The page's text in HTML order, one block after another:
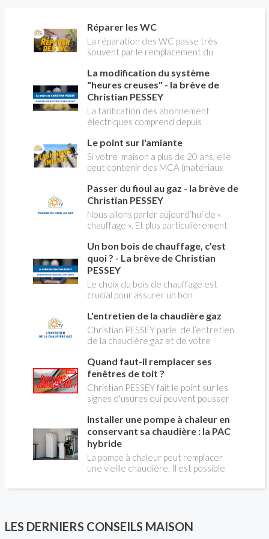
Réparer les WC
La réparation des WC passe très
souvent par le remplacement du
expliquer
La modification du système
"heures creuses" - la brève de
Christian PESSEY
La tarification des abonnement
électriques comprend depuis
pleines, heures creuses. Aujourd'hui
Christian PESSEY vous explique tout
ce qu'il faut savoir sur la nouvelle
modification du système "heures
creuses" qui concerne près de 15
millions de Français !
Le point sur l'amiante
Si votre maison a plus de 20 ans, elle
peut contenir des MCA (matériaux
panique, on fait le point dans notre
flash news n°3 spéciale Amiante et
ses dangers avec Christian Pessey
Passer du fioul au gaz - la brève de
Christian PESSEY
Nous allons parler aujourd’hui de «
chauffage ». Et plus particulièrement
aborder l’abandon du fioul au profit du
gaz.
Un bon bois de chauffage, c'est
quoi ? - La brève de Christian
PESSEY
Le choix du bois de chauffage est
crucial pour assurer un bon
l'impact environnemental. Mais
comment reconnaître un bois de
qualité ? Plusieurs critères entrent en
jeu : le type d'essence, le taux
d'humidité, la densité et la saison de
coupe.
L'entretien de la chaudière gaz
Christian PESSEY parle de l’entretien
de la chaudière gaz et de votre
avez un système par radiateurs ou un
plancher chauffant, qui sont alimentés
par une chaudière au gaz, vous devez
faire entretenir celle-ci une fois par
an, que vous soyez locataire ou
propriétaire occupant. C’est la même
chose pour un chauffe-bains au gaz.
C’est une obligation légale. Si vous ne
le faites pas, votre responsabilité
pourra être engagée en cas
d’accident, et vous ne serez pas
Quand faut-il remplacer ses
fenêtres de toit ?
Christian PESSEY fait le point sur les
signes d'usures qui peuvent pousser
toit. En remplaçant vos fenêtre de toit
vous ferez des économies de
chauffage et vous améliorerez le
confort des combles qui en sont
équipées.
Installer une pompe à chaleur en
conservant sa chaudière : la PAC
hybride
La pompe à chaleur peut remplacer
une vieille chaudière. Il est possible
l'énergie initialement utilisée (gaz ou
Est-ce intéressant économiquement?
Peut-on bénéficier d'aides comme le
LES DERNIERS CONSEILS MAISON